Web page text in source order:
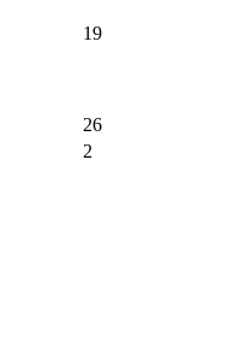
19
26
2